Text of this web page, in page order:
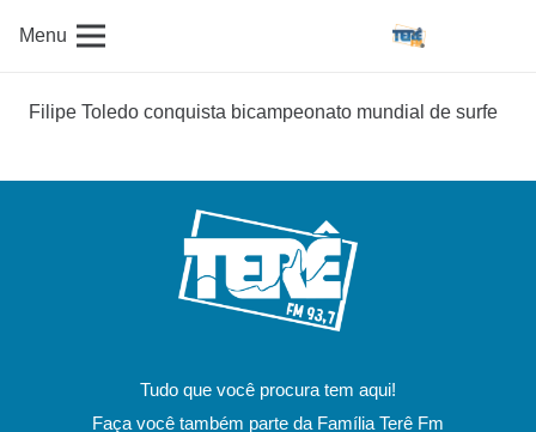
Menu
Filipe Toledo conquista bicampeonato mundial de surfe
Tudo que você procura tem aqui!
Faça você também parte da Família Terê Fm